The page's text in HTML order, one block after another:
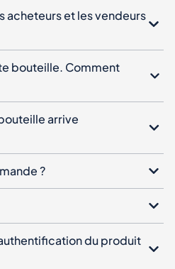
acheteurs et les vendeurs
bouteille. Comment
arrive
?
du produit